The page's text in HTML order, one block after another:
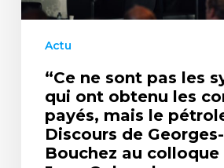
Actu
“Ce ne sont pas les
qui ont obtenu les
payés, mais le
Discours de
Bouchez au